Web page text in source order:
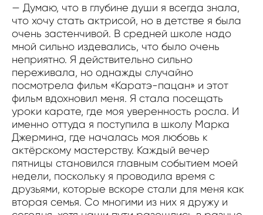
— Думаю, что в глубине души я всегда знала,
что хочу стать актрисой, но в детстве я была
очень застенчивой. В средней школе надо
мной сильно издевались, что было очень
неприятно. Я действительно сильно
переживала, но однажды случайно
посмотрела фильм «Каратэ-пацан» и этот
фильм вдохновил меня. Я стала посещать
уроки карате, где моя уверенность росла. И
именно оттуда я поступила в школу Марка
Джермина, где началась моя любовь к
актёрскому мастерству. Каждый вечер
пятницы становился главным событием моей
недели, поскольку я проводила время с
друзьями, которые вскоре стали для меня как
вторая семья. Со многими из них я дружу и